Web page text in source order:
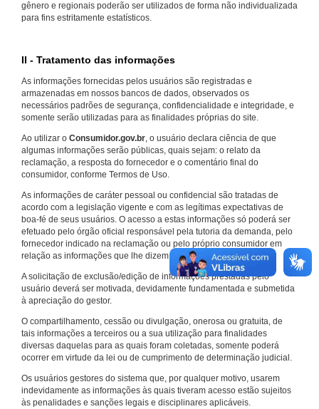
gênero e regionais poderão ser utilizados de forma não individualizada
para fins estritamente estatísticos.
II - Tratamento das informações
As informações fornecidas pelos usuários são registradas e
armazenadas em nossos bancos de dados, observados os
necessários padrões de segurança, confidencialidade e integridade, e
somente serão utilizadas para as finalidades próprias do site.
Ao utilizar o Consumidor.gov.br, o usuário declara ciência de que
algumas informações serão públicas, quais sejam: o relato da
reclamação, a resposta do fornecedor e o comentário final do
consumidor, conforme Termos de Uso.
As informações de caráter pessoal ou confidencial são tratadas de
acordo com a legislação vigente e com as legítimas expectativas de
boa-fé de seus usuários. O acesso a estas informações só poderá ser
efetuado pelo órgão oficial responsável pela tutoria da demanda, pelo
fornecedor indicado na reclamação ou pelo próprio consumidor em
relação as informações que lhe dizem respeito.
A solicitação de exclusão/edição de informações prestadas pelo
usuário deverá ser motivada, devidamente fundamentada e submetida
à apreciação do gestor.
O compartilhamento, cessão ou divulgação, onerosa ou gratuita, de
tais informações a terceiros ou a sua utilização para finalidades
diversas daquelas para as quais foram coletadas, somente poderá
ocorrer em virtude da lei ou de cumprimento de determinação judicial.
Os usuários gestores do sistema que, por qualquer motivo, usarem
indevidamente as informações às quais tiveram acesso estão sujeitos
às penalidades e sanções legais e disciplinares aplicáveis.